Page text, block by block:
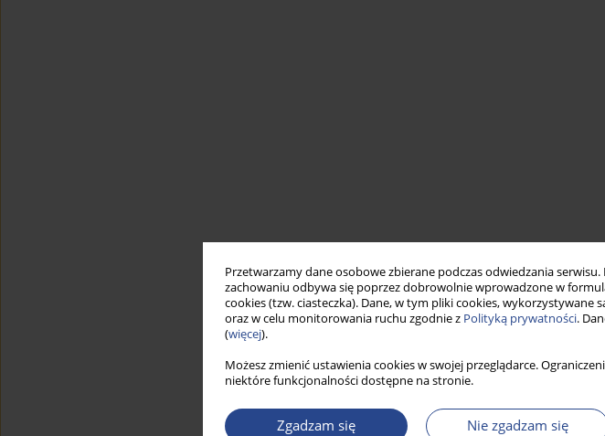
Przetwarzamy dane osobowe zbierane podczas odwiedzania
zachowaniu odbywa się poprzez dobrowolnie wprowadzone w
cookies (tzw. ciasteczka). Dane, w tym pliki cookies, wykorzystywane
oraz w celu monitorowania ruchu zgodnie z Polityką prywatności.
(więcej).
Możesz zmienić ustawienia cookies w swojej przeglądarce.
niektóre funkcjonalności dostępne na stronie.
Zgadzam się Nie zgadzam się